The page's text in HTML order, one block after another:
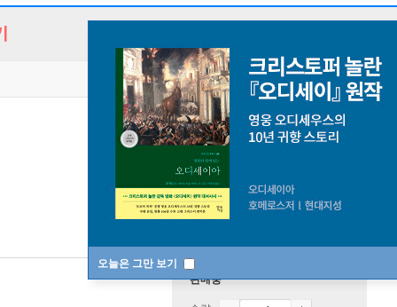
오늘은 그만 보기
판매중